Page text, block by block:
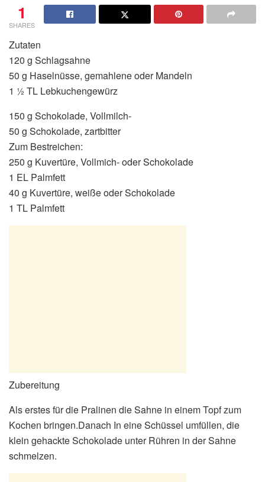
1
SHARES
Zutaten
120 g Schlagsahne
50 g Haselnüsse, gemahlene oder Mandeln
1 ½ TL Lebkuchengewürz
150 g Schokolade, Vollmilch-
50 g Schokolade, zartbitter
Zum Bestreichen:
250 g Kuvertüre, Vollmich- oder Schokolade
1 EL Palmfett
40 g Kuvertüre, weiße oder Schokolade
1 TL Palmfett
Zubereitung
Als erstes für die Pralinen die Sahne in einem Topf zum
Kochen bringen.Danach In eine Schüssel umfüllen, die
klein gehackte Schokolade unter Rühren in der Sahne
schmelzen.